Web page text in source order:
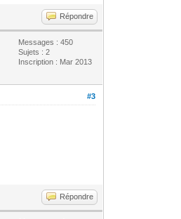
Répondre
Messages : 450
Sujets : 2
Inscription : Mar 2013
#3
Répondre